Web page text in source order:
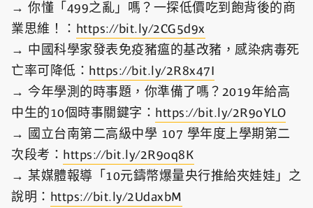
→ 你懂「499之亂」嗎？一探低價吃到飽背後的商
業思維！： https://bit.ly/2CG5d9x
→ 中國科學家發表免疫豬瘟的基改豬，感染病毒死
亡率可降低： https://bit.ly/2R8x47I
→ 今年學測的時事題，你準備了嗎？2019年給高
中生的10個時事關鍵字： https://bit.ly/2R9oYLO
→ 國立台南第二高級中學 107 學年度上學期第二
次段考： https://bit.ly/2R9oq8K
→ 某媒體報導「10元鑄幣爆量央行推給夾娃娃」之
說明： https://bit.ly/2UdaxbM